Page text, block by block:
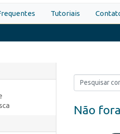
Tutoriais
Não